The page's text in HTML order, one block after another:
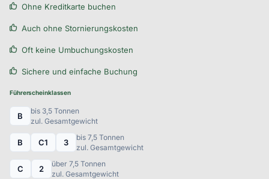
Ohne Kreditkarte buchen
Auch ohne Stornierungskosten
Oft keine Umbuchungskosten
Sichere und einfache Buchung
Führerscheinklassen
B
bis 3,5 Tonnen
zul. Gesamtgewicht
B C1 3
bis 7,5 Tonnen
zul. Gesamtgewicht
C 2
über 7,5 Tonnen
zul. Gesamtgewicht